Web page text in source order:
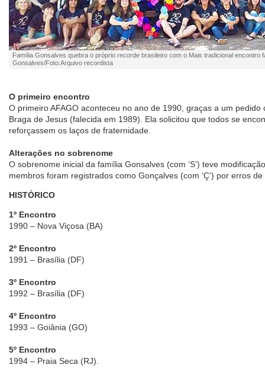
Família Gonsalves quebra o próprio recorde brasileiro com o Mais tradicional encontro
Gonsalves/Foto:Arquivo recordista
O primeiro encontro
O primeiro AFAGO aconteceu no ano de 1990, graças a um
Braga de Jesus (falecida em 1989). Ela solicitou que todos se
reforçassem os laços de fraternidade.
Alterações no sobrenome
O sobrenome inicial da família Gonsalves (com ‘S’) teve
membros foram registrados como Gonçalves (com ‘Ç’) por erros
HISTÓRICO
1º Encontro
1990 – Nova Viçosa (BA)
2º Encontro
1991 – Brasília (DF)
3º Encontro
1992 – Brasília (DF)
4º Encontro
1993 – Goiânia (GO)
5º Encontro
1994 – Praia Seca (RJ).